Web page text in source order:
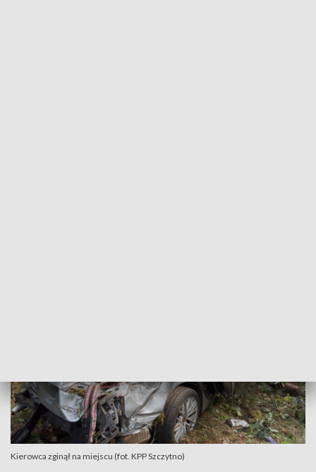
Kierowca zginął na miejscu (fot. KPP Szczytno)